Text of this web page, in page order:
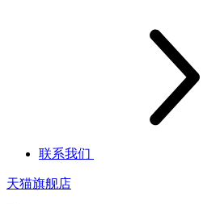
联系我们
天猫旗舰店